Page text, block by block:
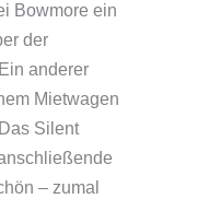
Bowmore ein
der
anderer
Mietwagen
Silent
– zumal